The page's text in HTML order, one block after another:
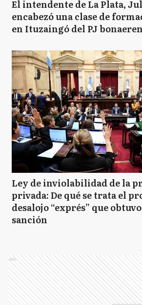
El intendente de La Plata,
encabezó una clase de
en Ituzaingó del PJ
Ley de inviolabilidad de la
privada: De qué se trata el
desalojo “exprés” que
sanción
Ads